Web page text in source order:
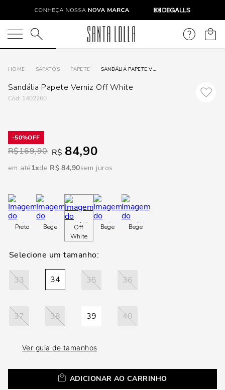
O que você está procurando?
SAPATOS PAPETE SANDÁLIA PAPETE VERNIZ OFF WHITE
Sandália Papete Verniz Off White
: 1402260
50%
R$169,90 R$ 84,90
em até1 R$ 84,90sem juros
Preto Bege
Off
White
Bege Bege
33 34 35 36
37 38 39 40
Ver guia de tamanhos
ADICIONAR AO CARRINHO